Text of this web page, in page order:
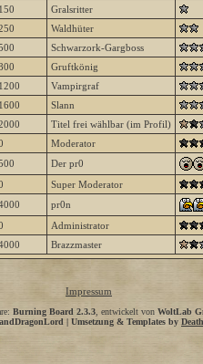
150
Gralsritter
Waldhüter
Schwarzork-Gargboss
Gruftkönig
1200
Vampirgraf
1600
Slann
Titel frei wählbar (im Profil)
Moderator
Der pr0
Super Moderator
pr0n
Administrator
Brazzmaster
Impressum
Burning Board 2.3.3, entwickelt von WoltLab
| Umsetzung & Templates by